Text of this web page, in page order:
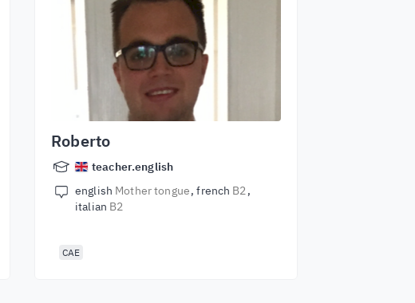
Roberto
teacher.english
english Mother tongue french B2
italian B2
CAE